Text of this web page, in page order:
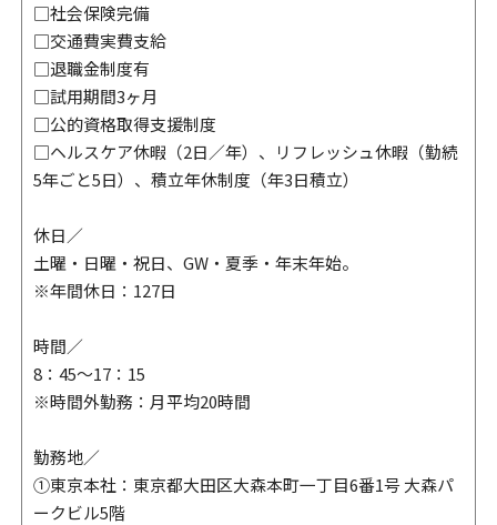
□社会保険完備
□交通費実費支給
□退職金制度有
□試用期間3ヶ月
□公的資格取得支援制度
□ヘルスケア休暇（2日／年）、リフレッシュ休暇（勤続
5年ごと5日）、積立年休制度（年3日積立）
休日／
土曜・日曜・祝日、GW・夏季・年末年始。
※年間休日：127日
時間／
8：45～17：15
※時間外勤務：月平均20時間
勤務地／
①東京本社：東京都大田区大森本町一丁目6番1号 大森パ
ークビル5階